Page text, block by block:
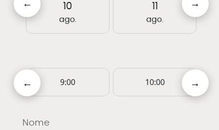
10
ago. ago.
9:00 10:00